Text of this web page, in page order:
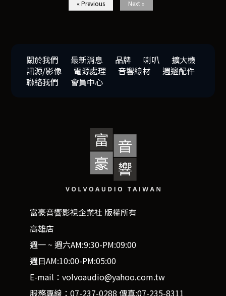
« Previous Next »
關於我們 最新消息 品牌 喇叭
擴大機
訊源/影像
電源處理 音響線材
週邊配件
聯絡我們
會員中心
富豪音響影視企業社 版權所有
高雄店
週一 ~ 週六AM:9:30-PM:09:00
週日AM:10:00-PM:05:00
E-mail：volvoaudio@yahoo.com.tw
服務專線：07-237-0288 傳真:07-235-8311